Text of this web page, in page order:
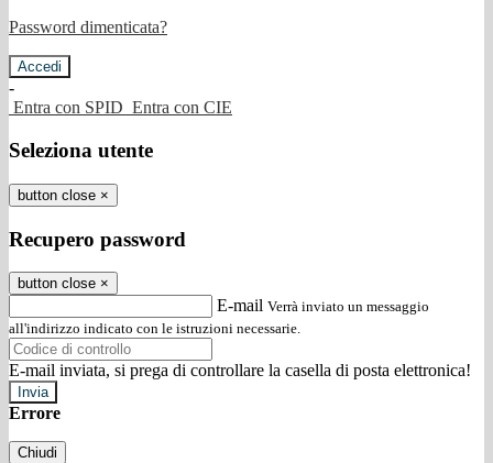
Password dimenticata?
-
Entra con SPID Entra con CIE
Seleziona utente
button close ×
Recupero password
button close ×
E-mail Verrà inviato un messaggio
all'indirizzo indicato con le istruzioni necessarie.
E-mail inviata, si prega di controllare la casella di posta elettronica!
Errore
Chiudi